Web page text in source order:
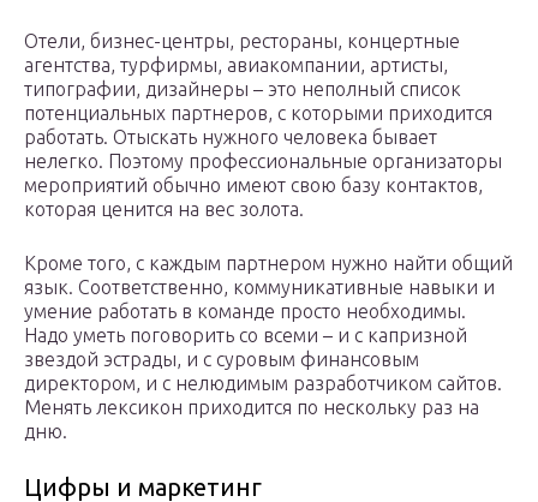
Отели, бизнес-центры, рестораны, концертные
агентства, турфирмы, авиакомпании, артисты,
типографии, дизайнеры – это неполный список
потенциальных партнеров, с которыми приходится
работать. Отыскать нужного человека бывает
нелегко. Поэтому профессиональные организаторы
мероприятий обычно имеют свою базу контактов,
которая ценится на вес золота.
Кроме того, с каждым партнером нужно найти общий
язык. Соответственно, коммуникативные навыки и
умение работать в команде просто необходимы.
Надо уметь поговорить со всеми – и с капризной
звездой эстрады, и с суровым финансовым
директором, и с нелюдимым разработчиком сайтов.
Менять лексикон приходится по нескольку раз на
дню.
Цифры и маркетинг